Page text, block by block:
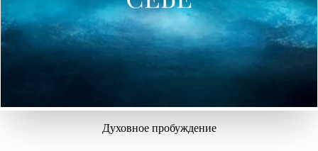
Духовное пробуждение